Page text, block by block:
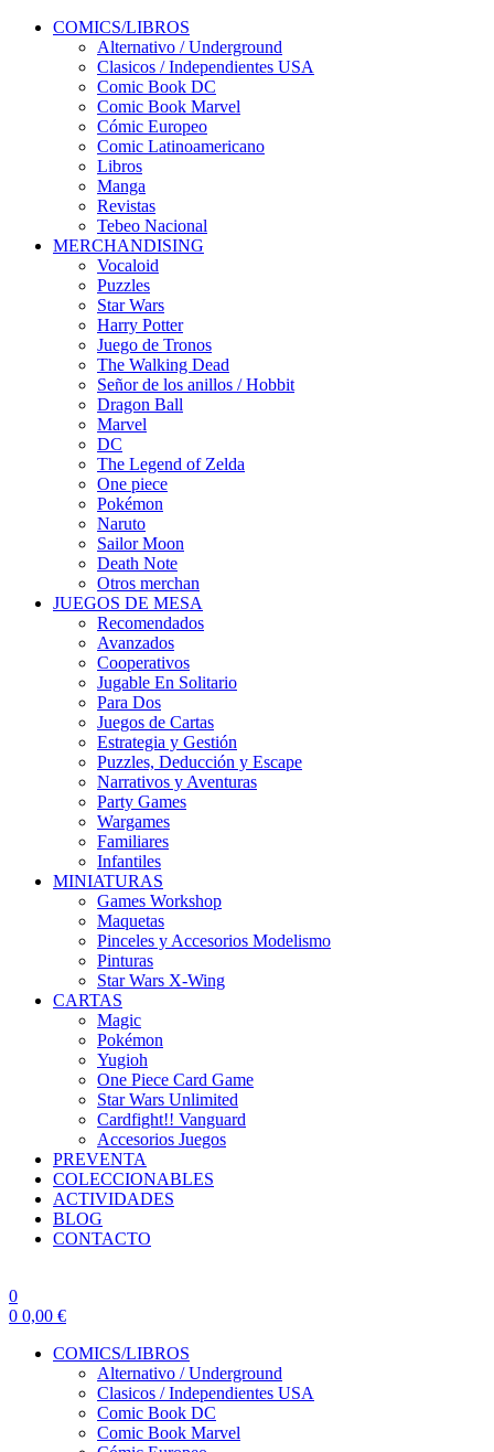
COMICS/LIBROS
Alternativo / Underground
Clasicos / Independientes USA
Comic Book DC
Comic Book Marvel
Cómic Europeo
Comic Latinoamericano
Libros
Manga
Revistas
Tebeo Nacional
MERCHANDISING
Vocaloid
Puzzles
Star Wars
Harry Potter
Juego de Tronos
The Walking Dead
Señor de los anillos / Hobbit
Dragon Ball
Marvel
DC
The Legend of Zelda
One piece
Pokémon
Naruto
Sailor Moon
Death Note
Otros merchan
JUEGOS DE MESA
Recomendados
Avanzados
Cooperativos
Jugable En Solitario
Para Dos
Juegos de Cartas
Estrategia y Gestión
Puzzles, Deducción y Escape
Narrativos y Aventuras
Party Games
Wargames
Familiares
Infantiles
MINIATURAS
Games Workshop
Maquetas
Pinceles y Accesorios Modelismo
Pinturas
Star Wars X-Wing
CARTAS
Magic
Pokémon
Yugioh
One Piece Card Game
Star Wars Unlimited
Cardfight!! Vanguard
Accesorios Juegos
PREVENTA
COLECCIONABLES
ACTIVIDADES
BLOG
CONTACTO
0
0 0,00 €
COMICS/LIBROS
Alternativo / Underground
Clasicos / Independientes USA
Comic Book DC
Comic Book Marvel